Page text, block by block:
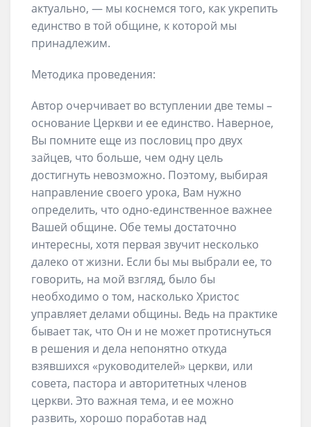
актуально, — мы коснемся того, как укрепить
единство в той общине, к которой мы
принадлежим.
Методика проведения:
Автор очерчивает во вступлении две темы –
основание Церкви и ее единство. Наверное,
Вы помните еще из пословиц про двух
зайцев, что больше, чем одну цель
достигнуть невозможно. Поэтому, выбирая
направление своего урока, Вам нужно
определить, что одно-единственное важнее
Вашей общине. Обе темы достаточно
интересны, хотя первая звучит несколько
далеко от жизни. Если бы мы выбрали ее, то
говорить, на мой взгляд, было бы
необходимо о том, насколько Христос
управляет делами общины. Ведь на практике
бывает так, что Он и не может протиснуться
в решения и дела непонятно откуда
взявшихся «руководителей» церкви, или
совета, пастора и авторитетных членов
церкви. Это важная тема, и ее можно
развить, хорошо поработав над